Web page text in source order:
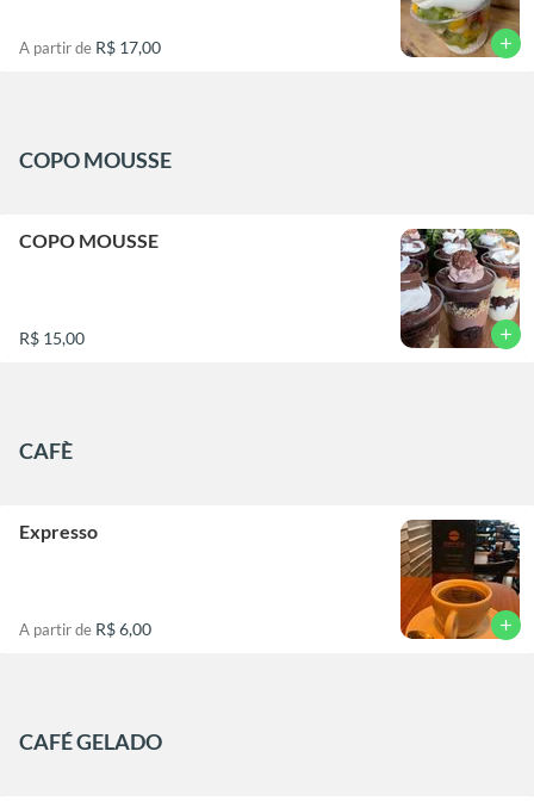
A partir de R$ 17,00 add
COPO MOUSSE
COPO MOUSSE
R$ 15,00 add
CAFÈ
Expresso
A partir de R$ 6,00 add
CAFÉ GELADO